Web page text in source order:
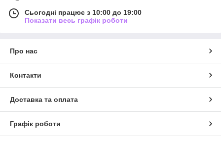
Сьогодні працює з 10:00 до 19:00
Показати весь графік роботи
Про нас
Контакти
Доставка та оплата
Графік роботи